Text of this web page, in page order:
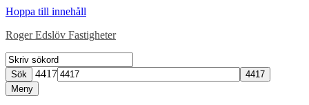
Hoppa till innehåll
Roger Edslöv Fastigheter
Sök 4417
Meny